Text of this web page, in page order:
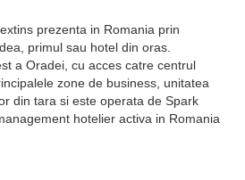
prezenta in Romania prin
primul sau hotel din oras.
a Oradei, cu acces catre centrul
zone de business, unitatea
din tara si este operata de Spark
hotelier activa in Romania